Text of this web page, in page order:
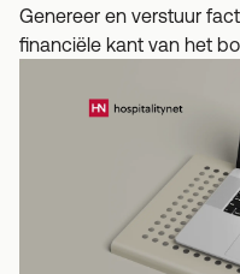
Genereer en verstuur
financiële kant van het